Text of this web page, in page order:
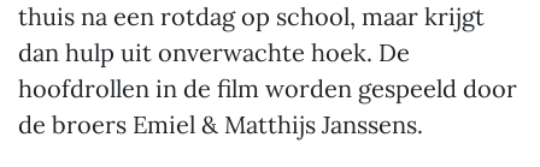
thuis na een rotdag op school, maar krijgt
dan hulp uit onverwachte hoek. De
hoofdrollen in de film worden gespeeld door
de broers Emiel & Matthijs Janssens.